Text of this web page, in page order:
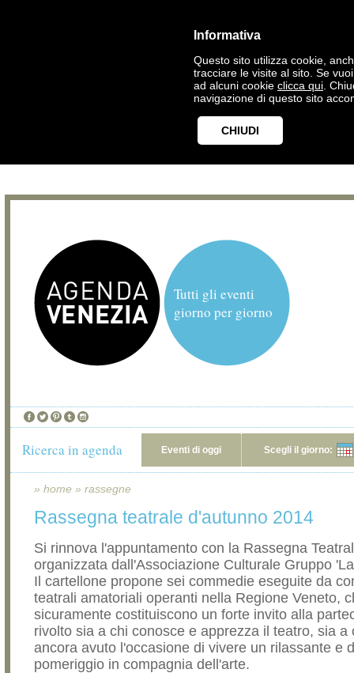
Informativa
Questo sito utilizza cookie,
tracciare le visite al sito. Se
ad alcuni cookie clicca qui .
navigazione di questo sito
CHIUDI
Tutti gli eventi
giorno per giorno
Ricerca in agenda Eventi di oggi Scegli il giorno:
» home » rassegne
Rassegna teatrale d'autunno 2014
Si rinnova l'appuntamento con la Rassegna
organizzata dall'Associazione Culturale Gruppo
Il cartellone propone sei commedie eseguite da
teatrali amatoriali operanti nella Regione Veneto,
sicuramente costituiscono un forte invito alla
rivolto sia a chi conosce e apprezza il teatro, sia a
ancora avuto l'occasione di vivere un rilassante e
pomeriggio in compagnia dell'arte.